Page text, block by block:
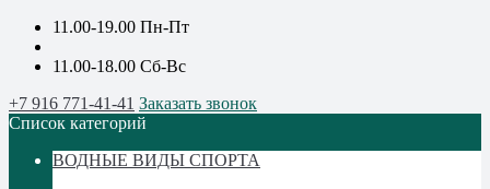
11.00-19.00 Пн-Пт
11.00-18.00 Сб-Вс
+7 916 771-41-41 Заказать звонок
Список категорий
ВОДНЫЕ ВИДЫ СПОРТА